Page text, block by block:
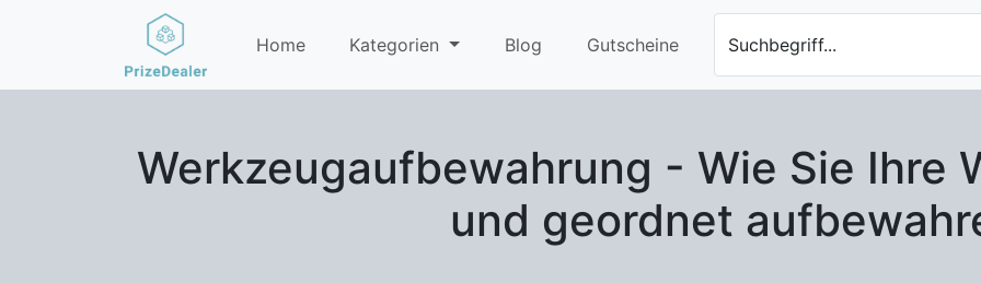
Home Kategorien Blog Gutscheine Suchbegriff...
Werkzeugaufbewahrung - Wie Sie Ihre
und geordnet